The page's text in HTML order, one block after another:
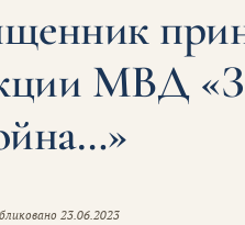
МВД
23.06.2023